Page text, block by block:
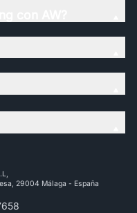
29004 Málaga - España